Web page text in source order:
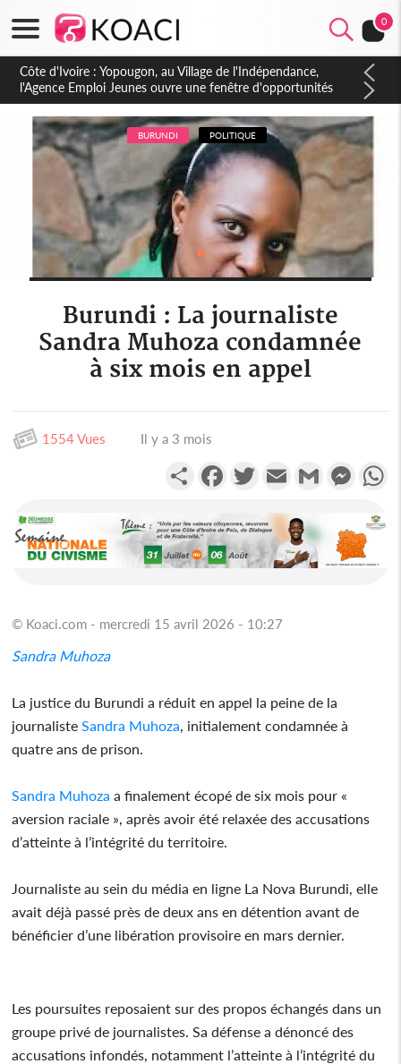
0
Côte d'Ivoire : CHU de Treichville, après la fronde, les agents
contractuels obtiennent un accord avec la direction sur les
arriérés du SMIG 2023
BURUNDI POLITIQUE
Burundi : La journaliste
Sandra Muhoza condamnée
à six mois en appel
1554 Vues Il y a 3 mois
PartagerFacebookTwitterEmail Gmail
© Koaci.com - mercredi 15 avril 2026 - 10:27
Sandra Muhoza
La justice du Burundi a réduit en appel la peine de la
journalisteSandra Muhoza, initialement condamnée à
quatre ans de prison.
Sandra Muhoza a finalement écopé de six mois pour «
aversion raciale », après avoir été relaxée des accusations
d’atteinte à l’intégrité du territoire.
Journaliste au sein du média en ligne La Nova Burundi, elle
avait déjà passé près de deux ans en détention avant de
bénéficier d’une libération provisoire en mars dernier.
Les poursuites reposaient sur des propos échangés dans un
groupe privé de journalistes. Sa défense a dénoncé des
accusations infondés, notamment l’atteinte à l’intégrité du